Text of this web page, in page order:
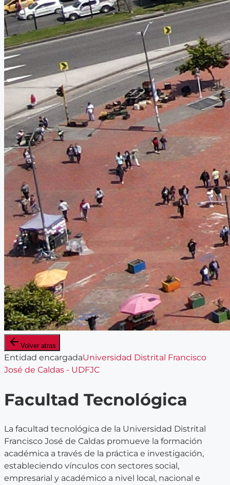
Volver atras
Entidad encargadaUniversidad Distrital Francisco
José de Caldas - UDFJC
Facultad Tecnológica
La facultad tecnológica de la Universidad Distrital
Francisco José de Caldas promueve la formación
académica a través de la práctica e investigación,
estableciendo vínculos con sectores social,
empresarial y académico a nivel local, nacional e